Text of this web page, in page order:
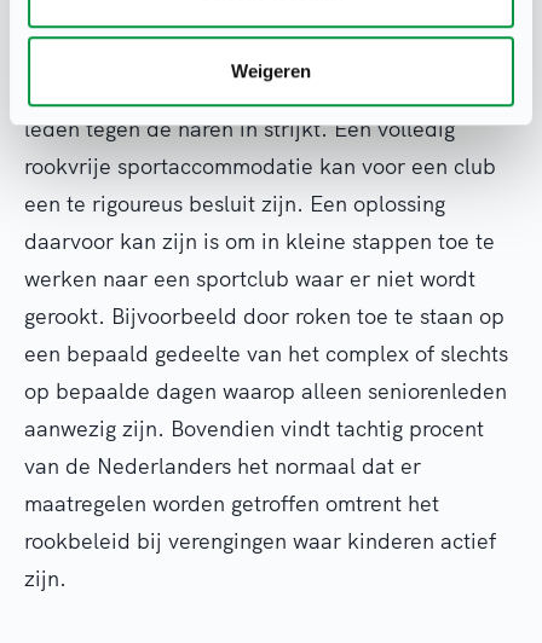
Weigeren
een rookvrij sportcomplex is dat het mogelijk
leden tegen de haren in strijkt. Een volledig
rookvrije sportaccommodatie kan voor een club
een te rigoureus besluit zijn. Een oplossing
daarvoor kan zijn is om in kleine stappen toe te
werken naar een sportclub waar er niet wordt
gerookt. Bijvoorbeeld door roken toe te staan op
een bepaald gedeelte van het complex of slechts
op bepaalde dagen waarop alleen seniorenleden
aanwezig zijn. Bovendien vindt tachtig procent
van de Nederlanders het normaal dat er
maatregelen worden getroffen omtrent het
rookbeleid bij verengingen waar kinderen actief
zijn.